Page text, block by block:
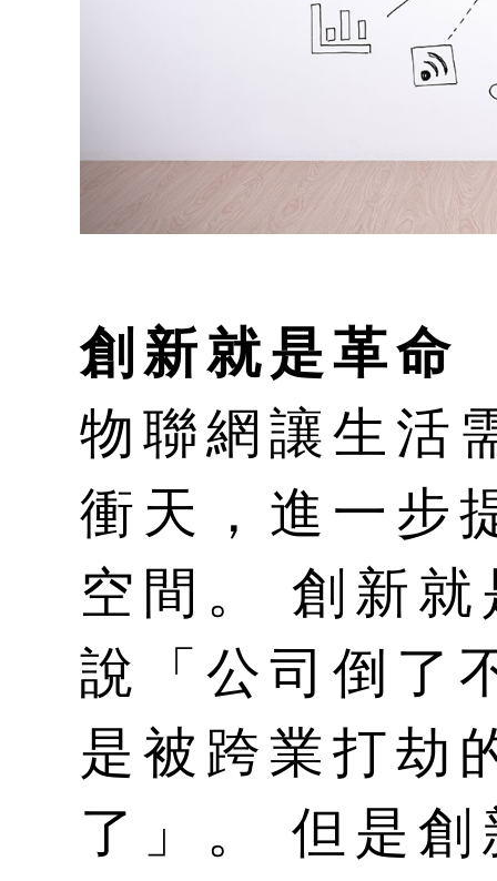
創新就是革命
物聯網讓生活
衝天，進一步
空間。 創新
說「公司倒了
是被跨業打劫
了」。 但是